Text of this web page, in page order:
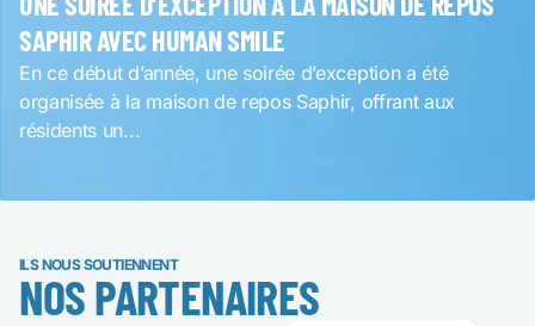
SAPHIR AVEC HUMAN SMILE
En ce début d’année, une soirée d’exception a été
organisée à la maison de repos Saphir, offrant aux
résidents un...
ILS NOUS SOUTIENNENT
NOS PARTENAIRES